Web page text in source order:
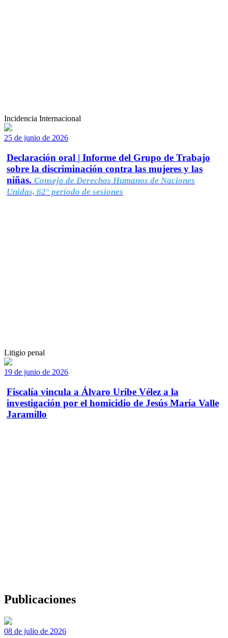
Incidencia Internacional
25 de junio de 2026
Declaración oral | Informe del Grupo de Trabajo
sobre la discriminación contra las mujeres y las
niñas. Consejo de Derechos Humanos de Naciones
Unidas, 62° período de sesiones
Litigio penal
19 de junio de 2026
Fiscalía vincula a Álvaro Uribe Vélez a la
investigación por el homicidio de Jesús María Valle
Jaramillo
Publicaciones
08 de julio de 2026